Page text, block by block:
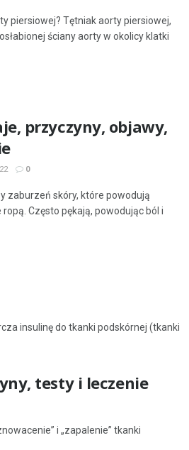
piersiowej? Tętniak aorty piersiowej,
ściany aorty w okolicy klatki
przyczyny, objawy,
0
zaburzeń skóry, które powodują
Często pękają, powodując ból i
insulinę do tkanki podskórnej (tkanki
testy i leczenie
i „zapalenie” tkanki